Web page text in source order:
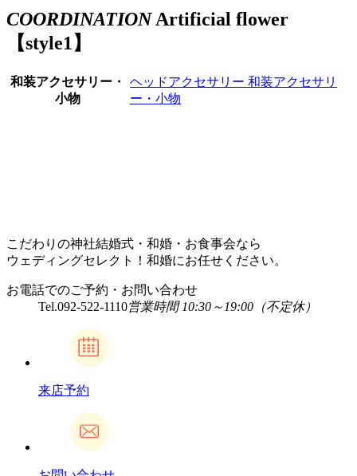
COORDINATION Artificial flower
【style1】
和装アクセサリー・
小物
ヘッドアクセサリー 和装アクセサリ
ー・小物
こだわりの神社結婚式・和婚・お食事会なら
ウェディングセレクト！和婚にお任せください。
お電話でのご予約・お問い合わせ
Tel.092-522-1110営業時間 10:30～19:00（不定休）
来店予約